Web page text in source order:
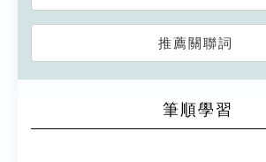
推薦關聯詞
筆順學習